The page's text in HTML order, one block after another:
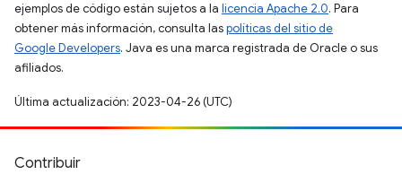
ejemplos de código están sujetos a la licencia Apache 2.0. Para
obtener más información, consulta laspolíticas del sitio de
Google Developers. Java es una marca registrada de Oracle o sus
afiliados.
Última actualización: 2023-04-26 (UTC)
Contribuir